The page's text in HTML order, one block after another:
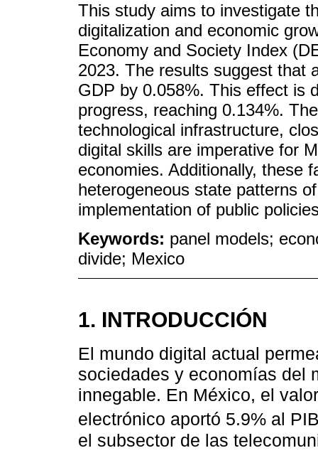
This study aims to investigate
digitalization and economic
Economy and Society Index
2023. The results suggest that
GDP by 0.058%. This effect is
progress, reaching 0.134%.
technological infrastructure,
digital skills are imperative for
economies. Additionally, these
heterogeneous state patterns
implementation of public
Keywords: panel models;
divide; Mexico
1. INTRODUCCIÓN
El mundo digital actual
sociedades y economías del
innegable. En México, el
electrónico aportó 5.9% al
el subsector de las